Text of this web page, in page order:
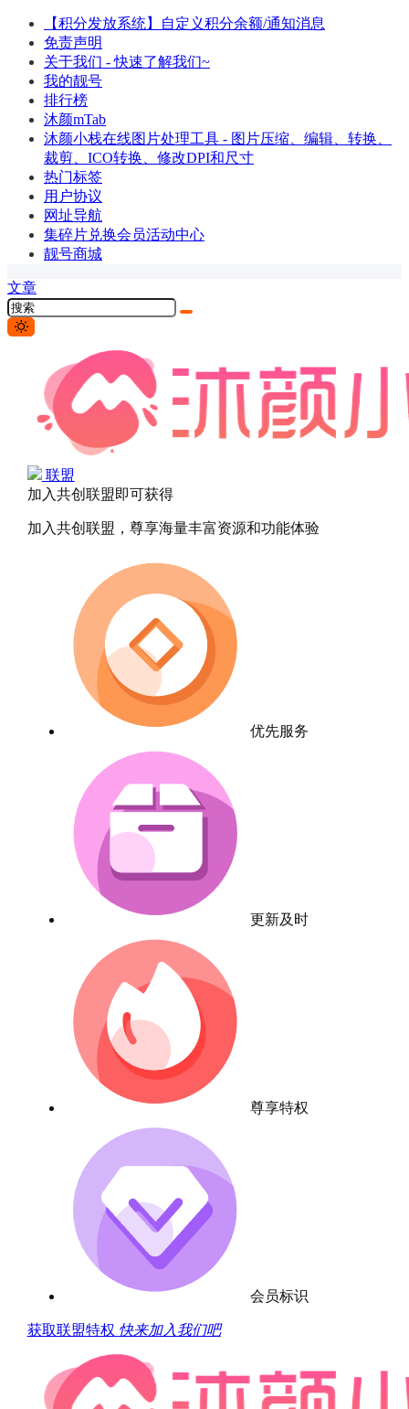
【积分发放系统】自定义积分余额/通知消息
免责声明
关于我们 - 快速了解我们~
我的靓号
排行榜
沐颜mTab
沐颜小栈在线图片处理工具 - 图片压缩、编辑、转换、
裁剪、ICO转换、修改DPI和尺寸
热门标签
用户协议
网址导航
集碎片兑换会员活动中心
靓号商城
文章
联盟
加入共创联盟即可获得
加入共创联盟，尊享海量丰富资源和功能体验
优先服务
更新及时
尊享特权
会员标识
获取联盟特权 快来加入我们吧